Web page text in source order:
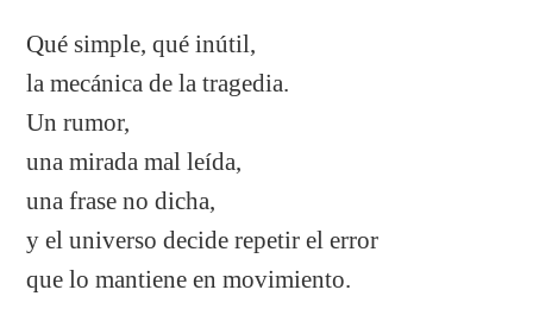
Qué simple, qué inútil,
la mecánica de la tragedia.
Un rumor,
una mirada mal leída,
una frase no dicha,
y el universo decide repetir el error
que lo mantiene en movimiento.